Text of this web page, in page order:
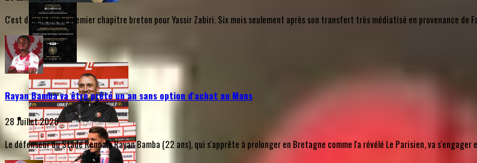
C'est déjà la fin du premier chapitre breton pour Yassir Zabiri. Six mois seulement après son transfert très médiatisé en provenance de
Rayan Bamba va être prêté un an sans option d'achat au Mans
28 Juillet 2026
Le défenseur du Stade Rennais Rayan Bamba (22 ans), qui s'apprête à prolonger en Bretagne comme l'a révélé Le Parisien, va s'engager